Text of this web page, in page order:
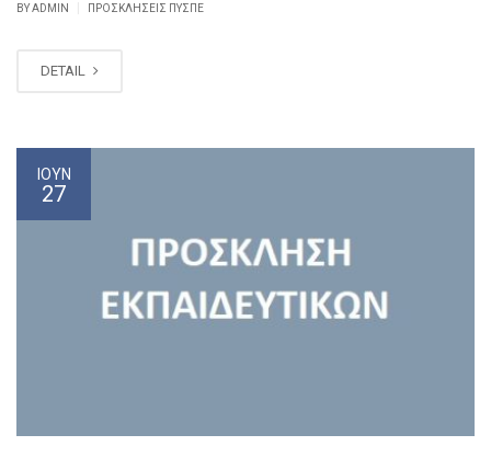
BY ADMIN ΠΡΟΣΚΛΉΣΕΙΣ ΠΥΣΠΕ
DETAIL
ΙΟΎΝ
27